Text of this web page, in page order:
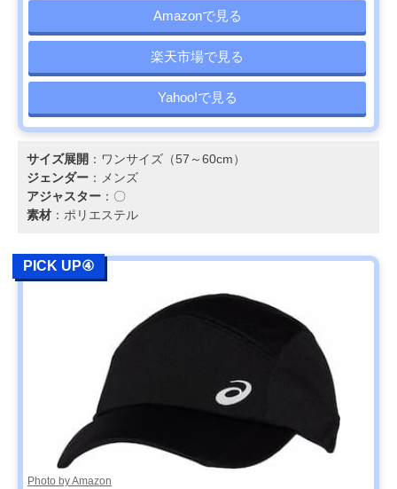
Amazonで見る
楽天市場で見る
Yahoo!で見る
サイズ展開 ：ワンサイズ（57～60cm）
ジェンダー ：メンズ
アジャスター ：〇
素材 ：ポリエステル
PICK UP④
Photo by Amazon